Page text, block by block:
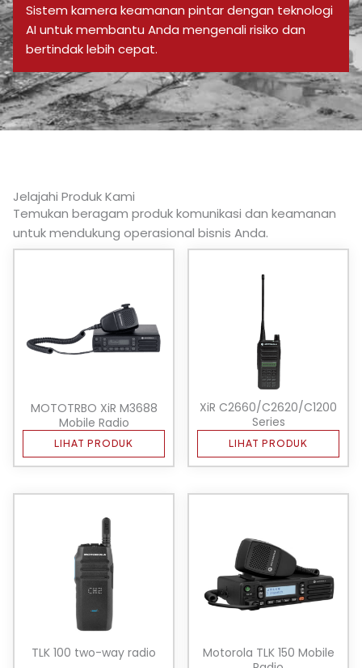
Sistem kamera keamanan pintar dengan teknologi
AI untuk membantu Anda mengenali risiko dan
bertindak lebih cepat.
Jelajahi Produk Kami
Temukan beragam produk komunikasi dan keamanan
untuk mendukung operasional bisnis Anda.
MOTOTRBO XiR M3688
Mobile Radio
LIHAT PRODUK
XiR C2660/C2620/C1200
Series
LIHAT PRODUK
TLK 100 two-way radio
Motorola TLK 150 Mobile